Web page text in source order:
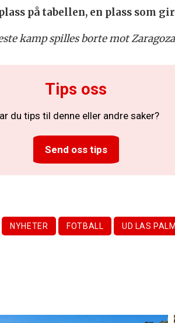
plass på tabellen, en plass
kamp spilles borte mot
Tips oss
du tips til denne eller andre saker?
Send oss tips
NYHETER FOTBALL UD LAS